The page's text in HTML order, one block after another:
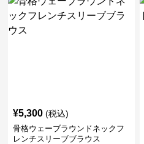
¥5,300 (税込)
骨格ウェーブラウンドネックフ
レンチスリーブブラウス